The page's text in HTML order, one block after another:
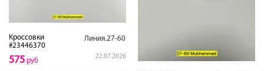
Кроссовки
#23446370
Линия.27-60
22.07.2026
575 руб